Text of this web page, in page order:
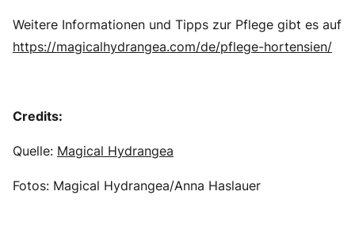
Weitere Informationen und Tipps zur Pflege gibt es auf
https://magicalhydrangea.com/de/pflege-hortensien/
Credits:
Quelle: Magical Hydrangea
Fotos: Magical Hydrangea/Anna Haslauer